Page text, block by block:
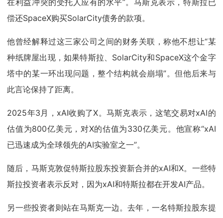
在利益冲突的受托人应有的水平”。马斯克表示，特斯拉已
偿还SpaceX购买SolarCity债务的款项。
他曾经解释过这三家公司之间的财务关联，称他不想让“某
种纸牌屋出现，如果特斯拉、SolarCity和SpaceX这个金字
塔中的某一环出现问题，整个结构就会崩塌”。但他后来与
此言论保持了距离。
2025年3月，xAI收购了X。马斯克表示，这笔交易对xAI的
估值为800亿美元，对X的估值为330亿美元。他宣称“xAI
已迅速成为全球领先的AI实验室之一”。
随后，马斯克敦促特斯拉股东投资新合并的xAI和X。一些特
斯拉投资者表示反对，因为xAI和特斯拉都在开发AI产品。
另一些投资者则站在马斯克一边。去年，一名特斯拉股东提